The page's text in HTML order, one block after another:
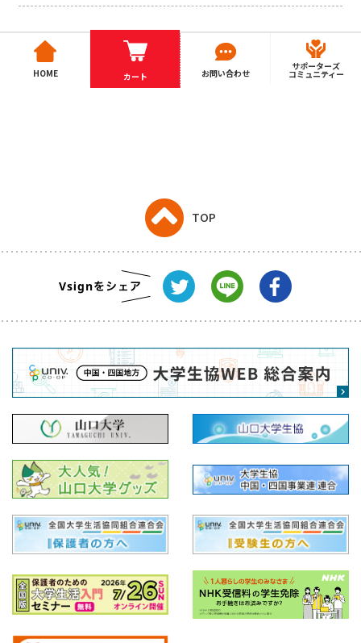
HOME カート お問い合わせ
サポーターズ
コミュニティー
TOP